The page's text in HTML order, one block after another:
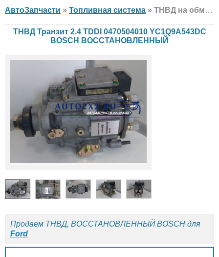
АвтоЗапчасти » Топливная система » ТНВД на обмен BOSCH Транзит 2.4 TDDI 0470504010 YC1Q9A543DC Ford, ВОССТАНОВЛЕННЫЙ
ТНВД Транзит 2.4 TDDI 0470504010 YC1Q9A543DC
BOSCH ВОССТАНОВЛЕННЫЙ
Продаем ТНВД, ВОССТАНОВЛЕННЫЙ BOSCH для
Ford